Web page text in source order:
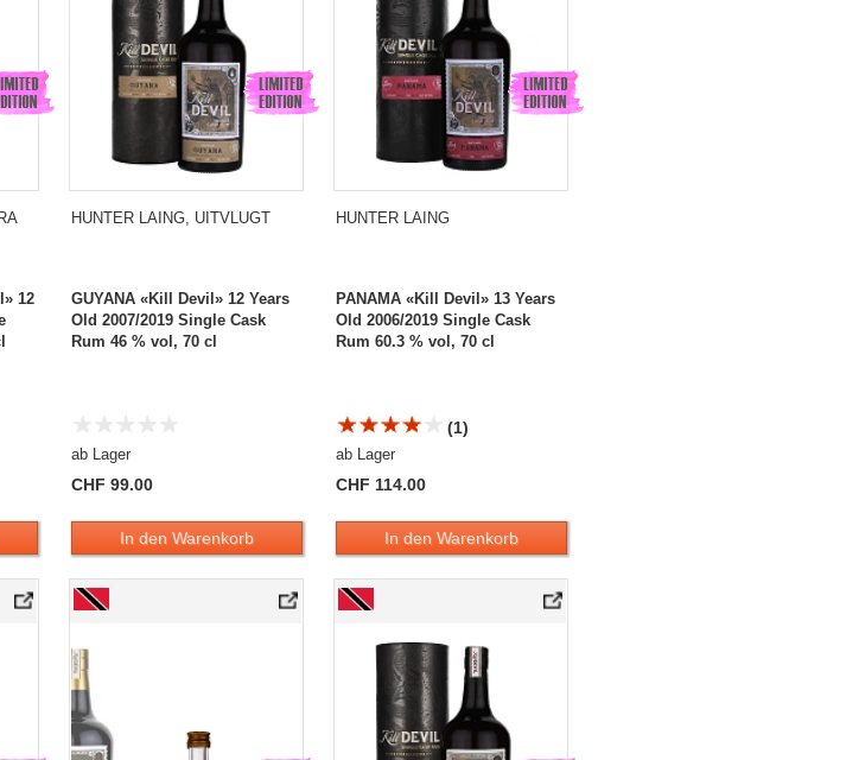
12
HUNTER LAING, UITVLUGT
GUYANA «Kill Devil» 12 Years
Old 2007/2019 Single Cask
Rum 46 % vol, 70 cl
ab Lager
CHF 99.00
In den Warenkorb
HUNTER LAING
PANAMA «Kill Devil» 13 Years
Old 2006/2019 Single Cask
Rum 60.3 % vol, 70 cl
(1)
ab Lager
CHF 114.00
In den Warenkorb